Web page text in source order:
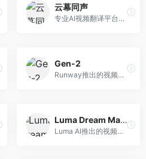
云幕同声
专业AI视频翻译平台，支持视频多语言配音和字幕生成。面向跨境电商和内容出海从业者，提供视频翻译、配音、字幕生成等服务，多语言支持完善。
Gen-2
Runway推出的视频生成模型，专注于文生视频和视频风格转换。面向影视制作人和创意工作者，支持文本到视频、图像到视频等多种生成模式，视频质量专业级。
Luma Dream Machine
Luma AI推出的视频生成工具，专注于高质量视频创作。面向影视创作者和内容生产者，支持文生视频、图生视频，视频质量高，物理运动流畅自然。